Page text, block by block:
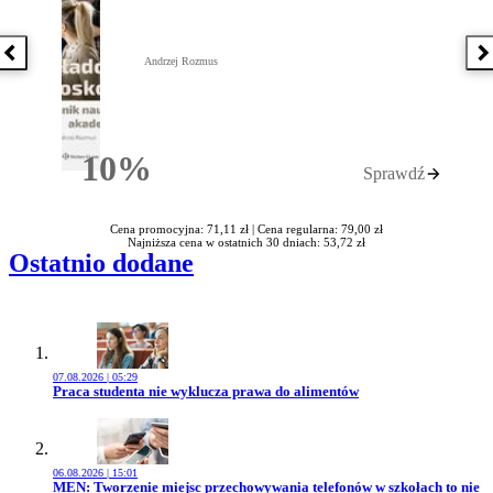
Poprzednia książka
10%Rabatu
Andrzej Rozmus
Sprawdź
Cena promocyjna: 71,11 zł | Cena regularna: 79,00 zł
Najniższa cena w ostatnich 30 dniach: 53,72 zł
Ostatnio dodane
07.08.2026 | 05:29
Przejdź do artykułu:
Praca studenta nie wyklucza prawa do alimentów
06.08.2026 | 15:01
Przejdź do artykułu:
MEN: Tworzenie miejsc przechowywania telefonów w szkołach to nie